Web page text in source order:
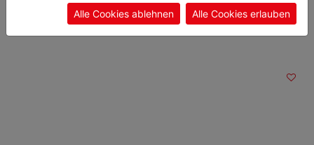
interessieren
Alle Cookies ablehnen Alle Cookies erlauben